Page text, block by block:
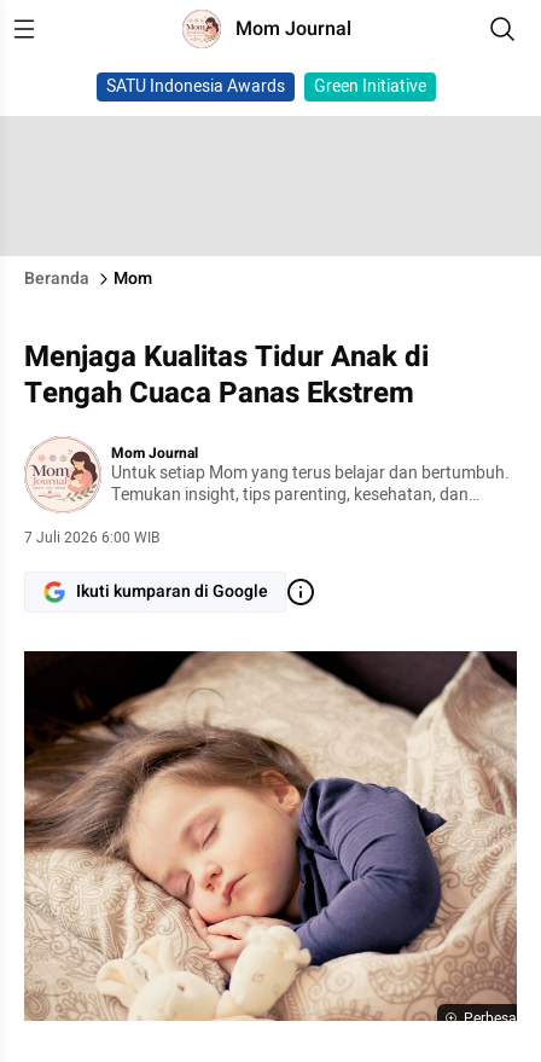
Mom Journal
SATU Indonesia Awards Green Initiative
Beranda Mom
Menjaga Kualitas Tidur Anak di
Tengah Cuaca Panas Ekstrem
Mom Journal
Untuk setiap Mom yang terus belajar dan bertumbuh.
Temukan insight, tips parenting, kesehatan, dan
7 Juli 2026 6:00 WIB
Ikuti kumparan di Google
Perbesar